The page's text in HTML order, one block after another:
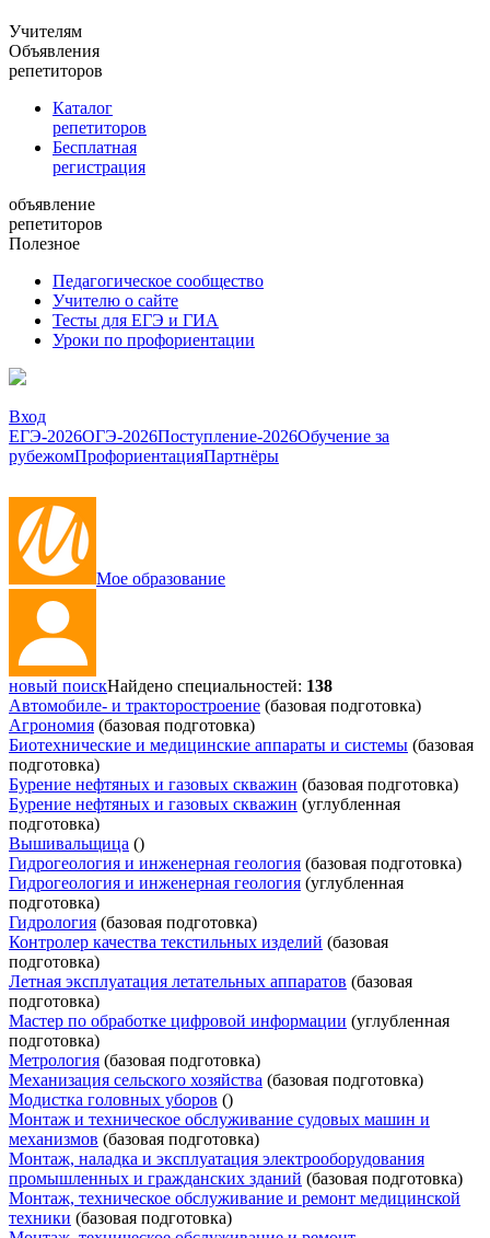
Учителям
Объявления
репетиторов
Каталог
репетиторов
Бесплатная
регистрация
объявление
репетиторов
Полезное
Педагогическое сообщество
Учителю о сайте
Тесты для ЕГЭ и ГИА
Уроки по профориентации
Вход
ЕГЭ-2026ОГЭ-2026Поступление-2026Обучение за
рубежомПрофориентацияПартнёры
Мое образование
новый поискНайдено специальностей: 138
Автомобиле- и тракторостроение (базовая подготовка)
Агрономия (базовая подготовка)
Биотехнические и медицинские аппараты и системы (базовая
подготовка)
Бурение нефтяных и газовых скважин (базовая подготовка)
Бурение нефтяных и газовых скважин (углубленная
подготовка)
Вышивальщица ()
Гидрогеология и инженерная геология (базовая подготовка)
Гидрогеология и инженерная геология (углубленная
подготовка)
Гидрология (базовая подготовка)
Контролер качества текстильных изделий (базовая
подготовка)
Летная эксплуатация летательных аппаратов (базовая
подготовка)
Мастер по обработке цифровой информации (углубленная
подготовка)
Метрология (базовая подготовка)
Механизация сельского хозяйства (базовая подготовка)
Модистка головных уборов ()
Монтаж и техническое обслуживание судовых машин и
механизмов (базовая подготовка)
Монтаж, наладка и эксплуатация электрооборудования
промышленных и гражданских зданий (базовая подготовка)
Монтаж, техническое обслуживание и ремонт медицинской
техники (базовая подготовка)